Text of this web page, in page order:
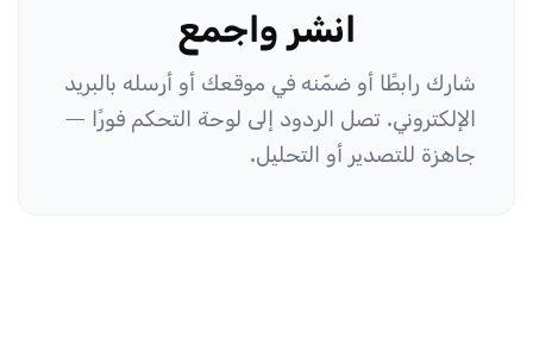
انشر واجمع
شارك رابطًا أو ضمّنه في موقعك أو أرسله بالبريد
الإلكتروني. تصل الردود إلى لوحة التحكم فورًا —
جاهزة للتصدير أو التحليل.